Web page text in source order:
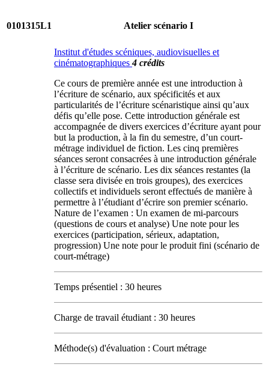
0101315L1 Atelier scénario I
Institut d'études scéniques, audiovisuelles et
cinématographiques4 crédits
Ce cours de première année est une introduction à
l’écriture de scénario, aux spécificités et aux
particularités de l’écriture scénaristique ainsi qu’aux
défis qu’elle pose. Cette introduction générale est
accompagnée de divers exercices d’écriture ayant pour
but la production, à la fin du semestre, d’un court-
métrage individuel de fiction. Les cinq premières
séances seront consacrées à une introduction générale
à l’écriture de scénario. Les dix séances restantes (la
classe sera divisée en trois groupes), des exercices
collectifs et individuels seront effectués de manière à
permettre à l’étudiant d’écrire son premier scénario.
Nature de l’examen : Un examen de mi-parcours
(questions de cours et analyse) Une note pour les
exercices (participation, sérieux, adaptation,
progression) Une note pour le produit fini (scénario de
court-métrage)
Temps présentiel : 30 heures
Charge de travail étudiant : 30 heures
Méthode(s) d'évaluation : Court métrage